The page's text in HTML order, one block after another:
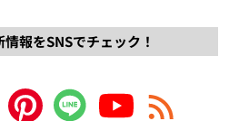
報をSNSでチェック！